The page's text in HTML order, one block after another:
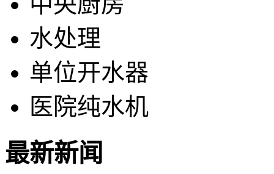
水处理
单位开水器
医院纯水机
最新新闻